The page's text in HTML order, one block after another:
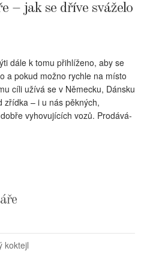
– jak se dříve sváželo
dále k tomu přihlíženo, aby se
a pokud možno rychle na místo
cíli užívá se v Německu, Dánsku
zřídka – i u nás pěkných,
vyhovujících vozů. Prodává-
koktejl